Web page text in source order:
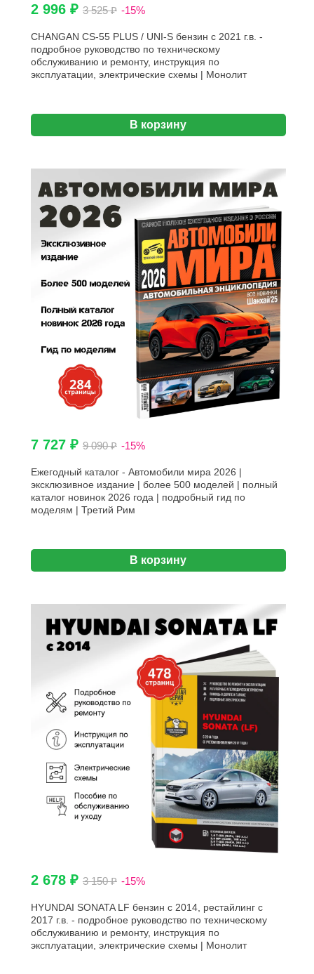
2 996 ₽ 3 525 ₽ -15%
CHANGAN CS-55 PLUS / UNI-S бензин с 2021 г.в. -
подробное руководство по техническому
обслуживанию и ремонту, инструкция по
эксплуатации, электрические схемы | Монолит
В корзину
7 727 ₽ 9 090 ₽ -15%
Ежегодный каталог - Автомобили мира 2026 |
эксклюзивное издание | более 500 моделей | полный
каталог новинок 2026 года | подробный гид по
моделям | Третий Рим
В корзину
2 678 ₽ 3 150 ₽ -15%
HYUNDAI SONATA LF бензин с 2014, рестайлинг с
2017 г.в. - подробное руководство по техническому
обслуживанию и ремонту, инструкция по
эксплуатации, электрические схемы | Монолит